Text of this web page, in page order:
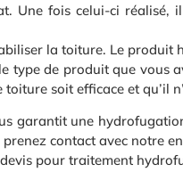
Une fois celui-ci réalisé,
la toiture. Le
type de produit que
soit efficace et qu’il
garantit une
contact avec notre
pour traitement